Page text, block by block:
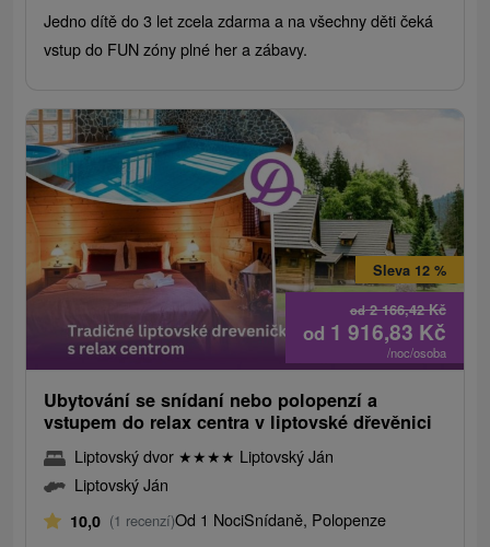
Jedno dítě do 3 let zcela zdarma a na všechny děti čeká
vstup do FUN zóny plné her a zábavy.
od2 166,42Kč
Sleva 12 %
od 1 916,83 Kč
/noc/osoba
Ubytování se snídaní nebo polopenzí a
vstupem do relax centra v liptovské dřevěnici
Liptovský dvor ★★★★ Liptovský Ján
Liptovský Ján
10,0 (1 recenzí)Od 1 NociSnídaně, Polopenze